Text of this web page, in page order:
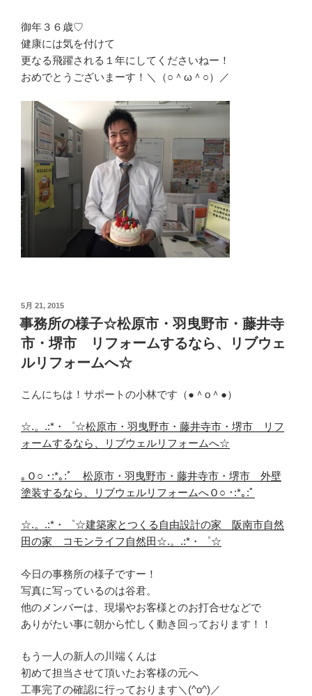
御年３６歳♡
健康には気を付けて
更なる飛躍される１年にしてくださいねー！
おめでとうございまーす！＼（○＾ω＾○）／
投
稿
日:
5月 21, 2015
事務所の様子☆松原市・羽曳野市・藤井寺
市・堺市 リフォームするなら、リブウェ
ルリフォームへ☆
こんにちは！サポートの小林です（●＾o＾●）
☆.。.:*・゜☆松原市・羽曳野市・藤井寺市・堺市 リフ
ォームするなら、リブウェルリフォームへ☆
｡Ｏ○ ･:*｡:ﾟ 松原市・羽曳野市・藤井寺市・堺市 外壁
塗装するなら、リブウェルリフォームへＯ○ ･:*｡:ﾟ
☆.。.:*・゜☆建築家とつくる自由設計の家 阪南市自然
田の家 コモンライフ自然田☆.。.:*・゜☆
今日の事務所の様子ですー！
写真に写っているのは谷君。
他のメンバーは、現場やお客様とのお打合せなどで
ありがたい事に朝から忙しく動き回っております！！
もう一人の新人の川端くんは
初めて担当させて頂いたお客様の元へ
工事完了の確認に行っております＼(^o^)／